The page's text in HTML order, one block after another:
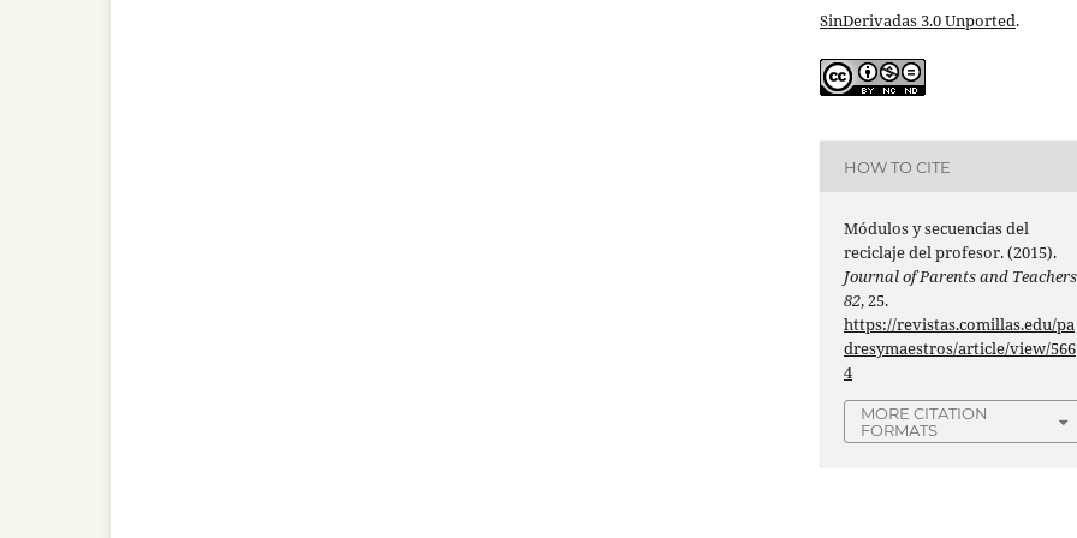
SinDerivadas 3.0 Unported.
HOW TO CITE
Módulos y secuencias del
reciclaje del profesor. (2015).
Journal of Parents and Teachers
82, 25.
https://revistas.comillas.edu/pa
dresymaestros/article/view/566
4
MORE CITATION
FORMATS